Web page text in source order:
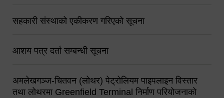
सहकारी संस्थाको एकीकरण गरिएको सूचना
आशय पत्र दर्ता सम्बन्धी सूचना
अमलेखगञ्ज-चितवन (लोथर) पेट्रोलियम पाइपलाइन विस्तार
तथा लोथरमा Greenfield Terminal निर्माण परियोजनाको